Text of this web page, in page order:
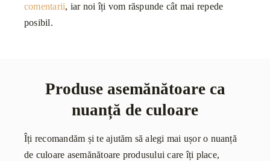
comentarii, iar noi îți vom răspunde cât mai repede
posibil.
Produse asemănătoare ca
nuanță de culoare
Îți recomandăm și te ajutăm să alegi mai ușor o nuanță
de culoare asemănătoare produsului care îți place,